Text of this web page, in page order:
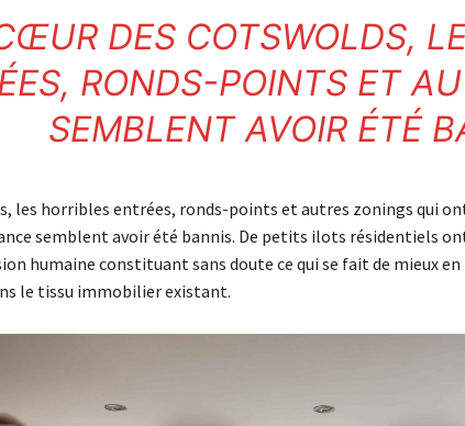
DES COTSWOLDS,
RONDS-POINTS ET
SEMBLENT AVOIR ÉTÉ
les horribles entrées, ronds-points et autres zonings qui
semblent avoir été bannis. De petits ilots résidentiels
humaine constituant sans doute ce qui se fait de mieux
le tissu immobilier existant.